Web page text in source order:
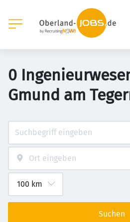
0
Gmund am
Suchen